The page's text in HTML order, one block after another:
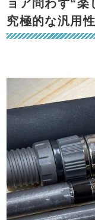
ョア問わず“
究極的な汎用性